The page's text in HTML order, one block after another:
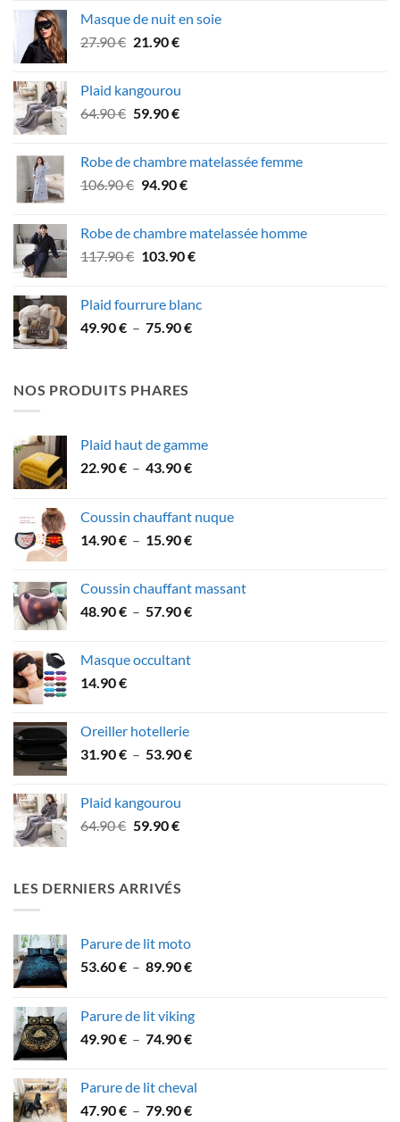
était :
47.90 €.
est :
39.90 €.
Masque de nuit en soie
27.90€ Le
était :
27.90 €.
21.90€Le
est :
21.90 €.
Plaid kangourou
64.90€ Le
était :
64.90 €.
59.90€Le
est :
59.90 €.
Robe de chambre matelassée femme
106.90€ Le
était :
106.90 €.
94.90€Le
est :
94.90 €.
Robe de chambre matelassée homme
117.90€ Le
était :
117.90 €.
103.90€Le
est :
Plaid fourrure blanc
49.90€ – 75.90€Plage
NOS PRODUITS PHARES
Plaid haut de gamme
22.90€ – 43.90€Plage
22.90 €
à
Coussin chauffant nuque
14.90€ – 15.90€Plage
14.90 €
à
Coussin chauffant massant
48.90€ – 57.90€Plage
Masque occultant
14.90€
Oreiller hotellerie
31.90€ – 53.90€Plage
Plaid kangourou
64.90€ Le
était :
59.90€Le
est :
LES DERNIERS ARRIVÉS
Parure de lit moto
53.60€ – 89.90€Plage
53.60 €
à
Parure de lit viking
49.90€ – 74.90€Plage
49.90 €
à
Parure de lit cheval
47.90€ – 79.90€Plage